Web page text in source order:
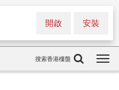
安裝
開啟
搜索香港樓盤